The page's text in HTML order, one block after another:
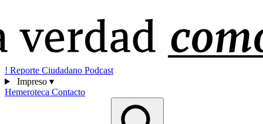
! Reporte Ciudadano Podcast
Impreso ▾
Hemeroteca Contacto